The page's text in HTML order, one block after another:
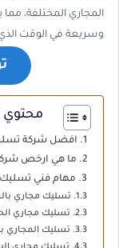
المجاري المختلفة،
وسريعة في الوقت
محتوي
افضل شركة
ما هي ارخص
مهام فني
تسليك مجاري
تسليك مجاري
تسليك المجاري